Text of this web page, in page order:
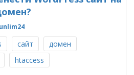
unlim24
сайт
домен
htaccess